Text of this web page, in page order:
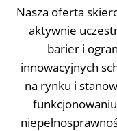
Nasza oferta
aktywnie
barier i
innowacyjnych
na rynku i